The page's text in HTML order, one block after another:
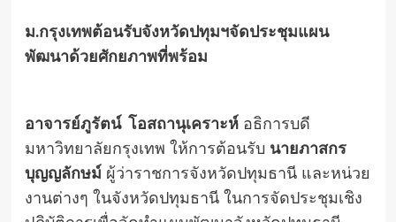
ม.กรุงเทพต้อนรับจังหวัดปทุมฯจัดประชุมแผน
พัฒนาด้วยศักยภาพที่พร้อม
อาจารย์ภูรัตน์ โอสถานุเคราะห์อธิการบดี
มหาวิทยาลัยกรุงเทพ ให้การต้อนรับ นายภาสกร
บุญญลักษม์ ผู้ว่าราชการจังหวัดปทุมธานี และหน่วย
งานต่างๆ ในจังหวัดปทุมธานี ในการจัดประชุมเชิง